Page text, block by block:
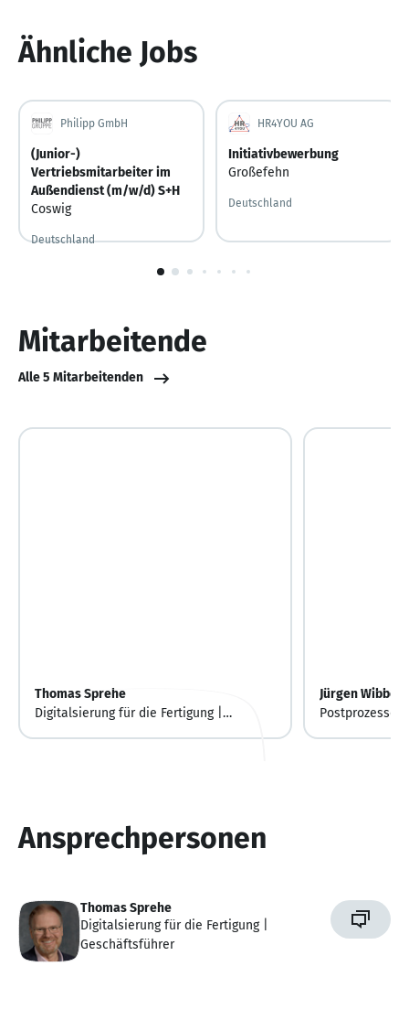
Ähnliche Jobs
Philipp GmbH
(Junior-)
Vertriebsmitarbeiter im
Außendienst (m/w/d) S+H
Coswig
Deutschland
HR4YOU AG
Initiativbewerbung
Großefehn
Deutschland
1
Mitarbeitende
Alle 5 Mitarbeitenden
Thomas Sprehe
Digitalsierung für die Fertigung |
Jürgen Wibbe
Postprozessor
Ansprechpersonen
Thomas Sprehe
Digitalsierung für die Fertigung |
Geschäftsführer